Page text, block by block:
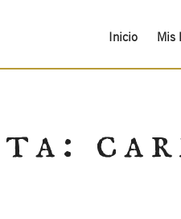
Inicio Mis